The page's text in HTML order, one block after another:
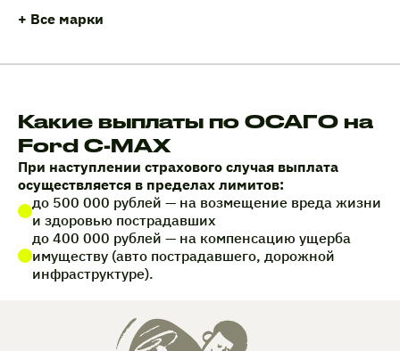
+ Все марки
Какие выплаты по ОСАГО на
Ford C-MAX
При наступлении страхового случая выплата
осуществляется в пределах лимитов:
до 500 000 рублей — на возмещение вреда жизни
и здоровью пострадавших
до 400 000 рублей — на компенсацию ущерба
имуществу (авто пострадавшего, дорожной
инфраструктуре).